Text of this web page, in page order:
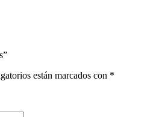
están marcados con *